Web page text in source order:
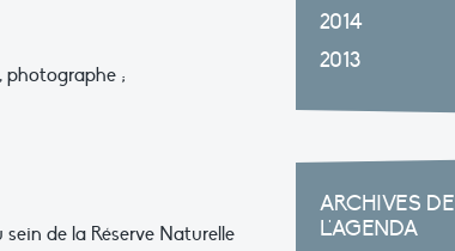
photographe ;
de la Réserve Naturelle
2014
2013
ARCHIVES DE
L'AGENDA